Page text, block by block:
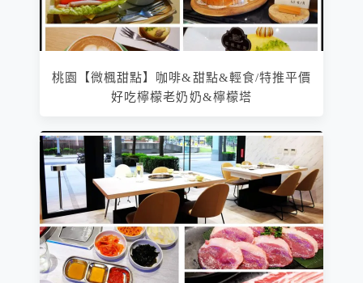
桃園【微楓甜點】咖啡&甜點&輕食/特推平價
好吃檸檬老奶奶&檸檬塔